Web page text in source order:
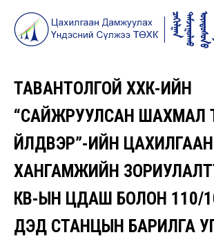
ТАВАНТОЛГОЙ ХХК-ИЙН
“САЙЖРУУЛСАН ШАХМАЛ
ҮЙЛДВЭР”-ИЙН ЦАХИЛГААН
ХАНГАМЖИЙН
КВ-ЫН ЦДАШ БОЛОН 110/
ДЭД СТАНЦЫН БАРИЛГА